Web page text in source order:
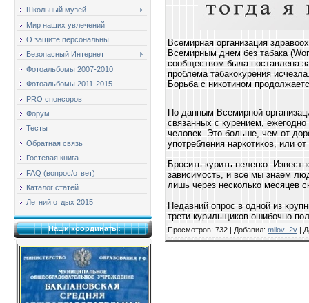
Школьный музей
Мир наших увлечений
О защите персональны...
Безопасный Интернет
Фотоальбомы 2007-2010
Фотоальбомы 2011-2015
PRO спонсоров
Форум
Тесты
Обратная связь
Гостевая книга
FAQ (вопрос/ответ)
Каталог статей
Летний отдых 2015
Наши координаты:
Всемирная организация
Всемирным днем без табака
сообществом была поставлена
проблема табакокурения
Борьба с никотином
По данным Всемирной
связанных с курением,
человек. Это больше, чем от
употребления наркотиков, или
Бросить курить нелегко.
зависимость, и все мы знаем
лишь через несколько месяцев
Недавний опрос в одной из
трети курильщиков ошибочно
Просмотров: 732 | Добавил: milov_2v |